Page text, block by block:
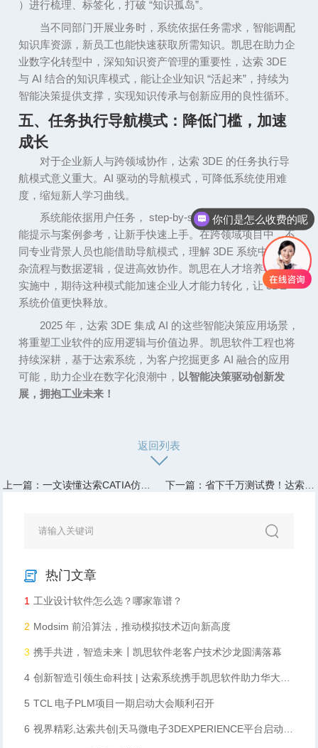
）进行梳理、标签化，打破“知识孤岛”。
当不同部门开展业务时，系统依据任务需求，智能调配
知识库资源，新员工也能快速获取所需知识。凯思在助力企
业数字化转型中，深知知识资产管理的重要性，达索 3DE
与AI结合的知识库模式，能让企业知识“活起来” ，持续为
智能决策提供支撑，实现知识传承与创新应用的良性循环。
五、任务执行导航模式：降低门槛，加速
成长
对于企业新人与跨领域协作，达索 3DE 的任务执行导
航模式意义重大。AI驱动的导航模式，可降低系统使用难
度，缩短新人学习曲线。
系统能依据用户任务，
step-by-step 引导操作，结合智
能提示与案例参考，让新手快速上手。在跨领域项目中，不
同专业背景人员也能借助导航模式，理解3DE 系统中的复
杂流程与数据逻辑，促进高效协作。凯思在人才培养与项目
实施中，期待这种模式能加速企业人才能力转化，让3DE
系统价值更快释放。
2025 年，达索 3DE 集成 AI 的这些智能决策应用场景，
将重塑工业软件的应用逻辑与价值边界。凯思软件工程也将
持续深耕，基于达索系统，为客户挖掘更多AI融合的应用
可能，助力企业在数字化浪潮中， 以智能决策驱动创新发
展，拥抱工业未来！
返回列表
上一篇：一文读懂达索CATIA仿真分析提效逻辑！ 下一篇：省下千万测试费！达索Abaqus如何用虚拟实验改写汽车研发规则
热门文章
1 工业设计软件怎么选？哪家靠谱？
2 Modsim 前沿算法，推动模拟技术迈向新高度​
3 携手共进，智造未来┃凯思软件老客户技术沙龙圆满落幕
4 创新智造引领生命科技 | 达索系统携手凯思软件助力华大智造数字化升级
5 TCL 电子PLM项目一期启动大会顺利召开
6 视界精彩,达索共创|天马微电子3DEXPERIENCE平台启动会顺利召开
你们是怎么收费的呢